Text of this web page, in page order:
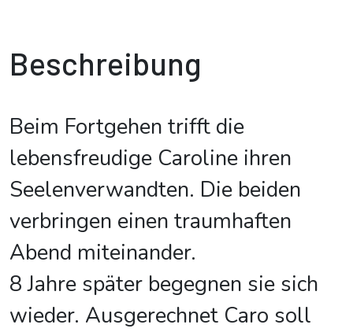
Beschreibung
Beim Fortgehen trifft die
lebensfreudige Caroline ihren
Seelenverwandten. Die beiden
verbringen einen traumhaften
Abend miteinander.
8 Jahre später begegnen sie sich
wieder. Ausgerechnet Caro soll